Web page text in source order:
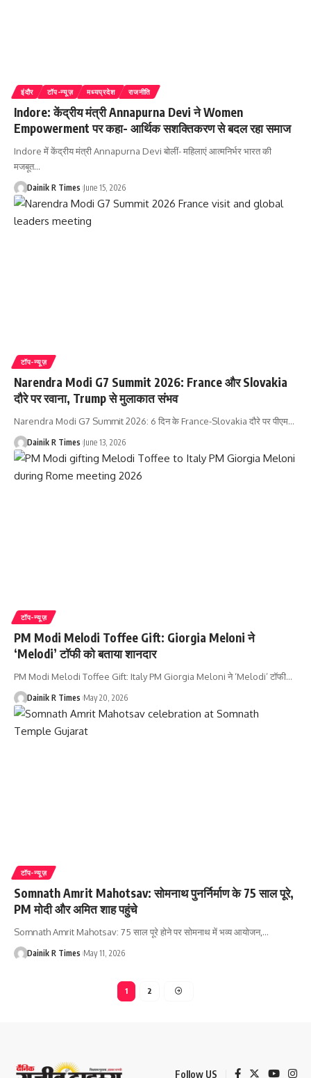
इंदौर टॉप-न्यूज़ मध्यप्रदेश राजनीति
Indore: केंद्रीय मंत्री Annapurna Devi ने Women
Empowerment पर कहा- आर्थिक सशक्तिकरण से बदल रहा समाज
Indore में केंद्रीय मंत्री Annapurna Devi बोलीं- महिलाएं आत्मनिर्भर भारत की
मजबूत…
Dainik R Times June 15, 2026
टॉप-न्यूज़
Narendra Modi G7 Summit 2026: France और Slovakia
दौरे पर रवाना, Trump से मुलाकात संभव
Narendra Modi G7 Summit 2026: 6 दिन के France-Slovakia दौरे पर पीएम…
Dainik R Times June 13, 2026
टॉप-न्यूज़
PM Modi Melodi Toffee Gift: Giorgia Meloni ने
‘Melodi’ टॉफी को बताया शानदार
PM Modi Melodi Toffee Gift: Italy PM Giorgia Meloni ने ‘Melodi’ टॉफी…
Dainik R Times May 20, 2026
टॉप-न्यूज़
Somnath Amrit Mahotsav: सोमनाथ पुनर्निर्माण के 75 साल पूरे,
PM मोदी और अमित शाह पहुंचे
Somnath Amrit Mahotsav: 75 साल पूरे होने पर सोमनाथ में भव्य आयोजन,…
Dainik R Times May 11, 2026
1 2
Follow US